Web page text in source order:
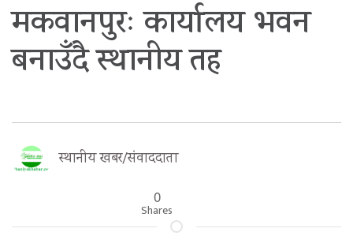
मकवानपुरः कार्यालय भवन
बनाउँदै स्थानीय तह
स्थानीय खबर/संवाददाता
0
Shares